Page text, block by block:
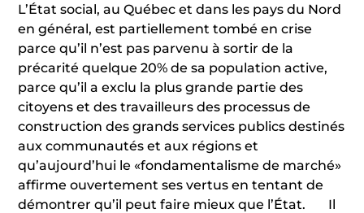
L’État social, au Québec et dans les pays du Nord
en général, est partiellement tombé en crise
parce qu’il n’est pas parvenu à sortir de la
précarité quelque 20% de sa population active,
parce qu’il a exclu la plus grande partie des
citoyens et des travailleurs des processus de
construction des grands services publics destinés
aux communautés et aux régions et
qu’aujourd’hui le «fondamentalisme de marché»
affirme ouvertement ses vertus en tentant de
démontrer qu’il peut faire mieux que l’État. Il